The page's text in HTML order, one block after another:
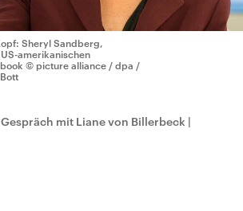
Sheryl Sandberg,
amerikanischen
© picture alliance / dpa /
mit Liane von Billerbeck |